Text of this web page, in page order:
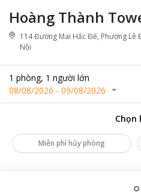
Hoàng Thành
114 Đường Mai Hắc Đế, Phường Lê
Nội
1 phòng, 1 người lớn
08/08/2026 - 09/08/2026
Chọn
Miễn phí hủy phòng